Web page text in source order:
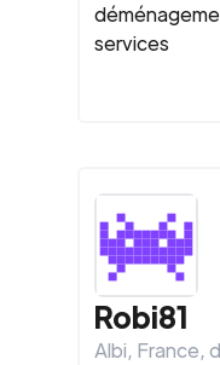
services
Robi81
Albi, France,